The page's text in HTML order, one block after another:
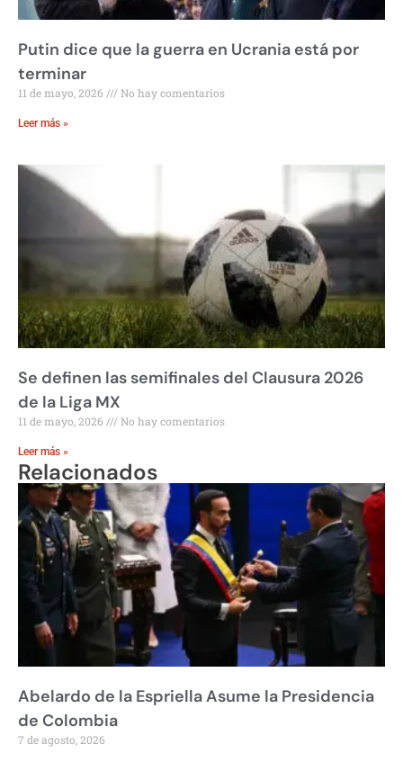
Putin dice que la guerra en Ucrania está por
terminar
11 de mayo, 2026 No hay comentarios
Leer más »
Se definen las semifinales del Clausura 2026
de la Liga MX
11 de mayo, 2026 No hay comentarios
Leer más »
Relacionados
Abelardo de la Espriella Asume la Presidencia
de Colombia
7 de agosto, 2026